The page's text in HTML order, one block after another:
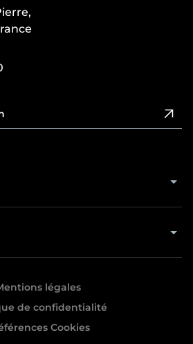
légales
de confidentialité
Cookies